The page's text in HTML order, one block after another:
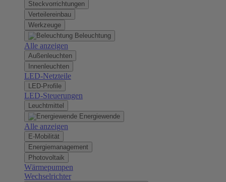
Steckvorrichtungen
Verteilereinbau
Werkzeuge
Beleuchtung
Alle anzeigen
Außenleuchten
Innenleuchten
LED-Netzteile
LED-Profile
LED-Steuerungen
Leuchtmittel
Energiewende
Alle anzeigen
E-Mobilität
Energiemanagement
Photovoltaik
Wärmepumpen
Wechselrichter